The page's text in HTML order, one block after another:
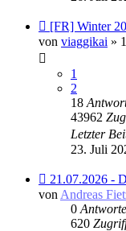
Neuer
Beitrag
[FR] Winter
von viaggikai »
1
2
18
43962
Letzter
23. Juli
Neuer
Beitrag
21.07.2026 -
von Andreas
0
620